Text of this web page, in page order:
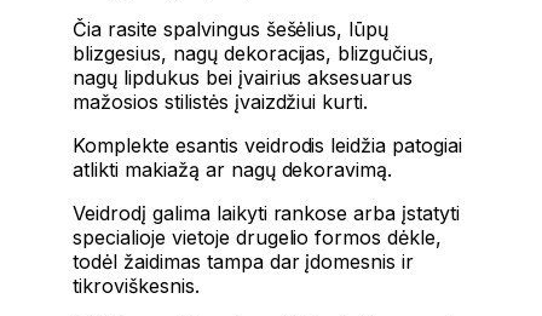
Čia rasite spalvingus šešėlius, lūpų
blizgesius, nagų dekoracijas, blizgučius,
nagų lipdukus bei įvairius aksesuarus
mažosios stilistės įvaizdžiui kurti.
Komplekte esantis veidrodis leidžia patogiai
atlikti makiažą ar nagų dekoravimą.
Veidrodį galima laikyti rankose arba įstatyti
specialioje vietoje drugelio formos dėkle,
todėl žaidimas tampa dar įdomesnis ir
tikroviškesnis.